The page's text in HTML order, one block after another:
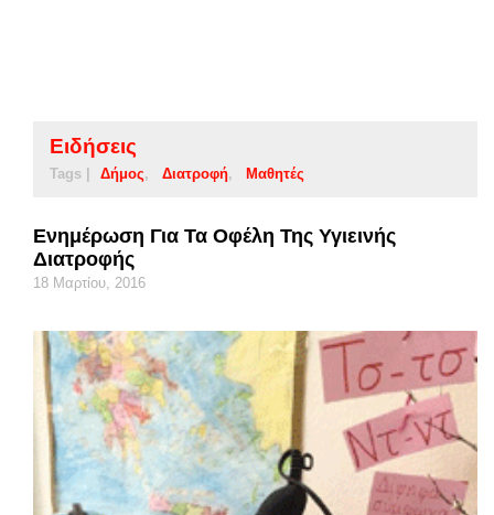
Ειδήσεις
Tags | Δήμος Διατροφή Μαθητές
Ενημέρωση Για Τα Οφέλη Της Υγιεινής
Διατροφής
18 Μαρτίου, 2016